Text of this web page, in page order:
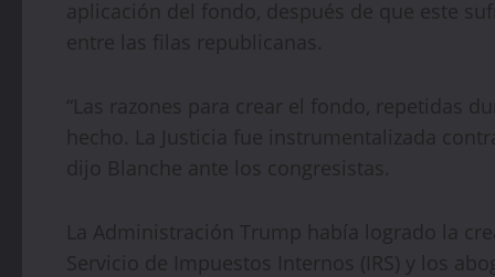
aplicación del fondo, después de que este
entre las filas republicanas.
“Las razones para crear el fondo, repetidas
hecho. La Justicia fue instrumentalizada
dijo Blanche ante los congresistas.
La Administración Trump había logrado la
Servicio de Impuestos Internos (IRS) y los